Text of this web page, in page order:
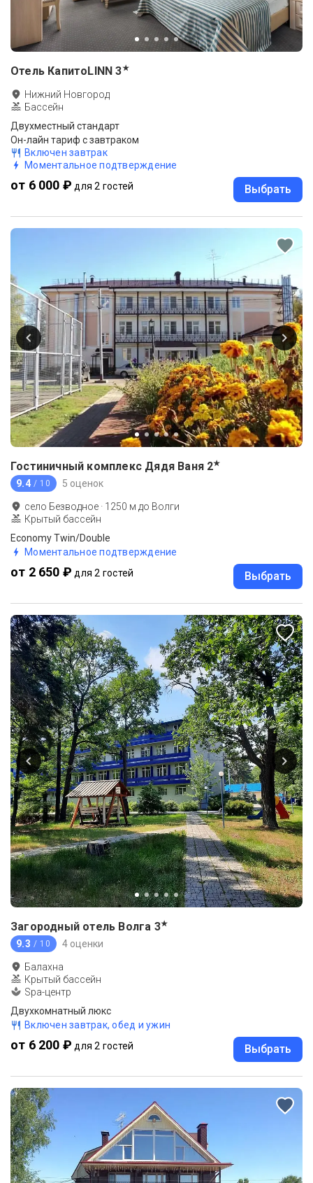
Отель КапитоLINN 3★
Нижний Новгород
Бассейн
Двухместный стандарт
Он-лайн тариф с завтраком
Включен завтрак
Моментальное подтверждение
от 6 000 ₽ для 2 гостей Выбрать
Гостиничный комплекс Дядя Ваня 2★
9.4 / 10 5 оценок
село Безводное · 1250 м до Волги
Крытый бассейн
Economy Twin/Double
Моментальное подтверждение
от 2 650 ₽ для 2 гостей Выбрать
Загородный отель Волга 3★
9.3 / 10 4 оценки
Балахна
Крытый бассейн
Spa-центр
Двухкомнатный люкс
Включен завтрак, обед и ужин
от 6 200 ₽ для 2 гостей Выбрать